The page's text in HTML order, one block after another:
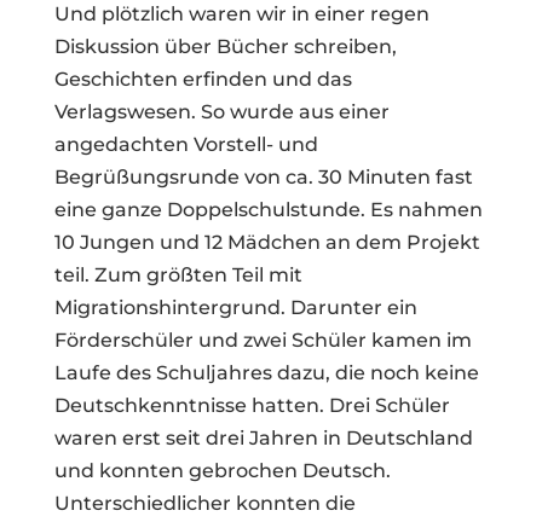
Und plötzlich waren wir in einer regen
Diskussion über Bücher schreiben,
Geschichten erfinden und das
Verlagswesen. So wurde aus einer
angedachten Vorstell- und
Begrüßungsrunde von ca. 30 Minuten fast
eine ganze Doppelschulstunde. Es nahmen
10 Jungen und 12 Mädchen an dem Projekt
teil. Zum größten Teil mit
Migrationshintergrund. Darunter ein
Förderschüler und zwei Schüler kamen im
Laufe des Schuljahres dazu, die noch keine
Deutschkenntnisse hatten. Drei Schüler
waren erst seit drei Jahren in Deutschland
und konnten gebrochen Deutsch.
Unterschiedlicher konnten die